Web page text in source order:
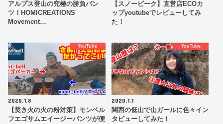
アルプス登山の究極の勝負パン
ツ！HOMICREATIONS
Movement…
【スノーピーク】直営店ECOカ
ップyoutubeでレビューしてみ
た！
YouTube
2020.1.8
【焚き火の火の粉対策】モンベル
フエゴサムエイージーパンツが便
YouTube
2020.1.1
関西の低山で山ガールに色々イン
タビューしてみた！